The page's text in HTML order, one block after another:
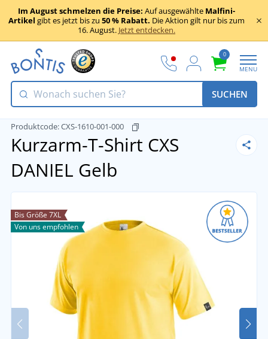
Im August schmelzen die Preise: Auf ausgewählte Malfini-
Artikel gibt es jetzt bis zu 50 % Rabatt. Die Aktion gilt nur bis zum
16. August. Jetzt entdecken.
0
MENU
SUCHEN
Produktcode:CXS-1610-001-000
Kurzarm-T-Shirt CXS
DANIEL Gelb
Bis Größe 7XL
Von uns empfohlen